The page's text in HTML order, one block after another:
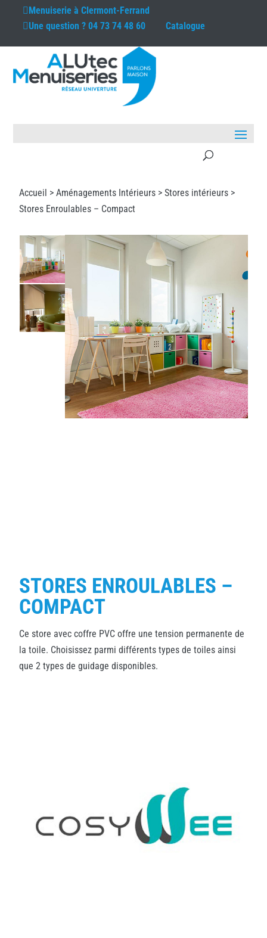
Menuiserie àClermont-Ferrand
Une question ?04 73 74 48 60 Catalogue
Accueil > Aménagements Intérieurs > Stores intérieurs >
Stores Enroulables – Compact
STORES ENROULABLES –
COMPACT
Ce store avec coffre PVC offre une tension permanente de
la toile. Choisissez parmi différents types de toiles ainsi
que 2 types de guidage disponibles.